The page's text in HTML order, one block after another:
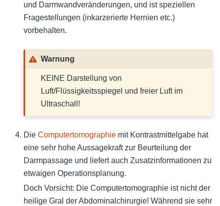
und Darmwandveränderungen, und ist speziellen
Fragestellungen (inkarzerierte Hernien etc.)
vorbehalten.
Warnung
KEINE Darstellung von
Luft/Flüssigkeitsspiegel und freier Luft im
Ultraschall!
Die Computertomographie mit Kontrastmittelgabe hat
eine sehr hohe Aussagekraft zur Beurteilung der
Darmpassage und liefert auch Zusatzinformationen zu
etwaigen Operationsplanung.
Doch Vorsicht: Die Computertomographie ist nicht der
heilige Gral der Abdominalchirurgie! Während sie sehr